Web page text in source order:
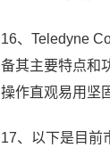
16、Teledyne
备其主要特点和
操作直观易用坚
17、以下是目前